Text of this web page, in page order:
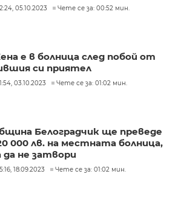
05.10.2023 Чете се за: 00:52 мин.
е в болница след побой от
си приятел
03.10.2023 Чете се за: 01:02 мин.
Белоградчик ще преведе
000 лв. на местната болница,
да не затвори
18.09.2023 Чете се за: 01:02 мин.